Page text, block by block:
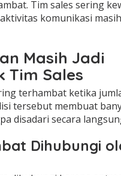
Tim sales sering
komunikasi
Masih Jadi
Tim Sales
terhambat ketika
tersebut membuat
disadari secara
Dihubungi
Ovitrap,
dan
Di